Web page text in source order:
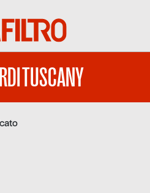
TUSCANY